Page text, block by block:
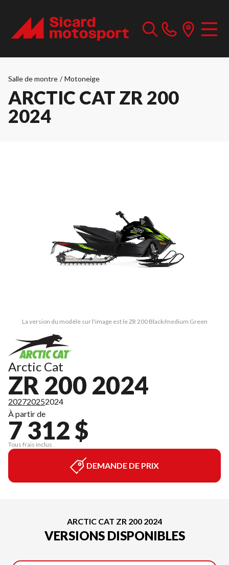
Salle de montre / Motoneige
ARCTIC CAT ZR 200
2024
La version du modèle sur l'image est le ZR 200 Black/medium Green
Arctic Cat
ZR 200 2024
202720252024
À partir de
7 312 $
Tous frais inclus
DEMANDE DE PRIX
ARCTIC CAT ZR 200 2024
VERSIONS DISPONIBLES